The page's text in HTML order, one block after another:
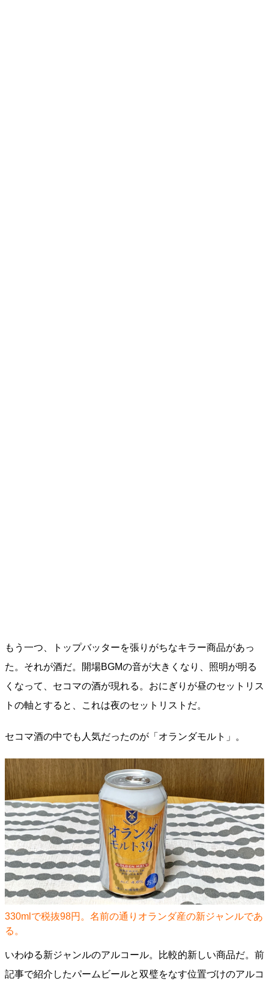
もう一つ、トップバッターを張りがちなキラー商品があっ
た。それが酒だ。開場BGMの音が大きくなり、照明が明る
くなって、セコマの酒が現れる。おにぎりが昼のセットリス
トの軸とすると、これは夜のセットリストだ。
セコマ酒の中でも人気だったのが「オランダモルト」。
330mlで税抜98円。名前の通りオランダ産の新ジャンルであ
る。
いわゆる新ジャンルのアルコール。比較的新しい商品だ。前
記事で紹介したパームビールと双璧をなす位置づけのアルコ